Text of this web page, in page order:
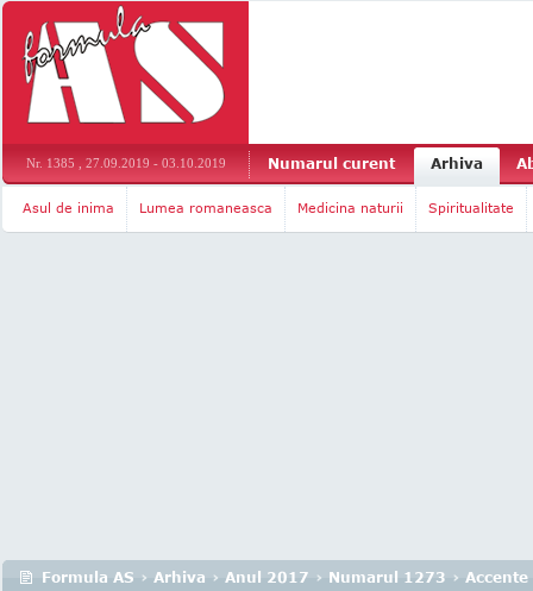
Nr. 1385 , 27.09.2019 - 03.10.2019 Numarul curent Arhiva
Asul de inima Lumea romaneasca Medicina naturii Spiritualitate
Formula AS › Arhiva › Anul 2017 › Numarul 1273 › Accente